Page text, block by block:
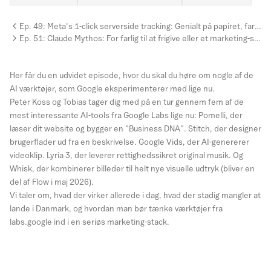
Ep. 49: Meta's 1-click serverside tracking: Genialt på papiret, farligt i praksis?
Ep. 51: Claude Mythos: For farlig til at frigive eller et marketing-stunt?
Her får du en udvidet episode, hvor du skal du høre om nogle af de
AI værktøjer, som Google eksperimenterer med lige nu.
Peter Koss og Tobias tager dig med på en tur gennem fem af de
mest interessante AI-tools fra Google Labs lige nu: Pomelli, der
læser dit website og bygger en "Business DNA". Stitch, der designer
brugerflader ud fra en beskrivelse. Google Vids, der AI-genererer
videoklip. Lyria 3, der leverer rettighedssikret original musik. Og
Whisk, der kombinerer billeder til helt nye visuelle udtryk (bliver en
del af Flow i maj 2026).
Vi taler om, hvad der virker allerede i dag, hvad der stadig mangler at
lande i Danmark, og hvordan man bør tænke værktøjer fra
labs.google ind i en seriøs marketing-stack.